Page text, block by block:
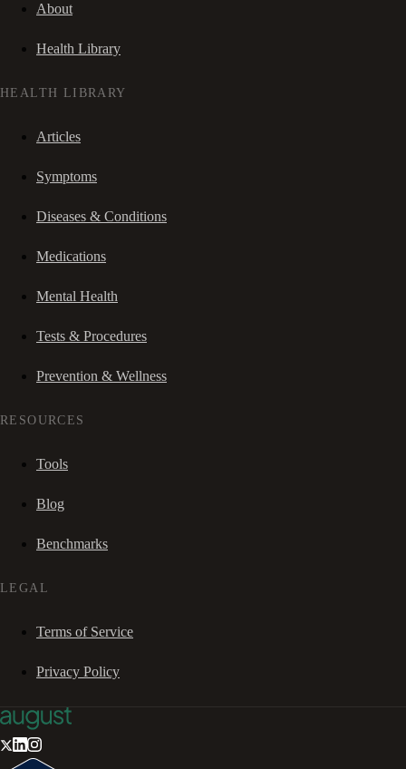
About
Health Library
HEALTH LIBRARY
Articles
Symptoms
Diseases & Conditions
Medications
Mental Health
Tests & Procedures
Prevention & Wellness
RESOURCES
Tools
Blog
Benchmarks
LEGAL
Terms of Service
Privacy Policy